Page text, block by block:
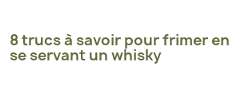
8 trucs à savoir pour frimer en
se servant un whisky